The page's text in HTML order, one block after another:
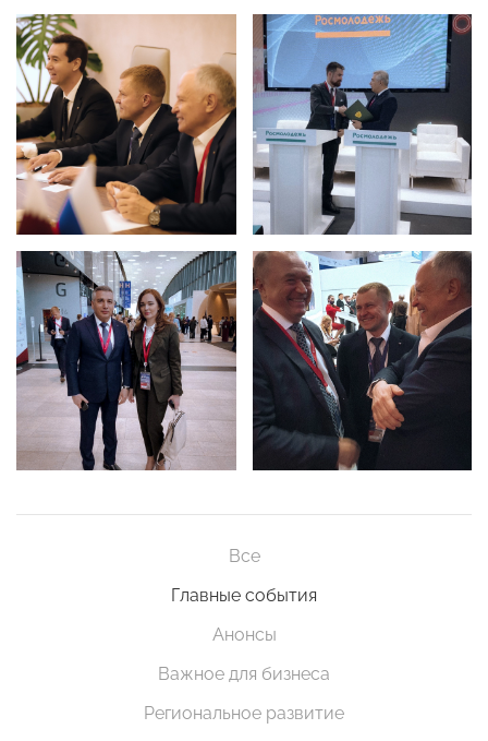
Все
Главные события
Анонсы
Важное для бизнеса
Региональное развитие